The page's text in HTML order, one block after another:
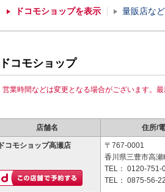
ドコモショップを表示 量販店な
ドコモショップ
営業時間などは変更となる場合がございます。
店舗名 住所/
ドコモショップ高瀬店
〒767-0001
香川県三豊市高
TEL： 0120-751-
TEL： 0875-56-